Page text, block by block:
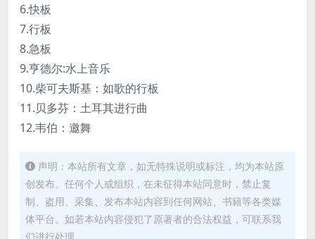
6.快板
7.行板
8.急板
9.亨德尔:水上音乐
10.柴可夫斯基：如歌的行板
11.贝多芬：土耳其进行曲
12.韦伯：邀舞
声明：本站所有文章，如无特殊说明或标注，均为本站原
创发布。任何个人或组织，在未征得本站同意时，禁止复
制、盗用、采集、发布本站内容到任何网站、书籍等各类媒
体平台。如若本站内容侵犯了原著者的合法权益，可联系我
们进行处理。